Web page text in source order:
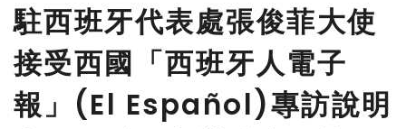
駐西班牙代表處張俊菲大使
接受西國「西班牙人電子
報」(El Español)專訪說明